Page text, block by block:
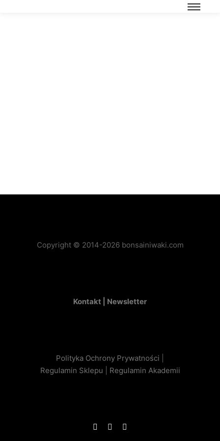
Copyright © 2014-2026 bonsainiwaki.com
Kontakt | Newsletter
Polityka Ochrony Prywatności
Regulamin Sklepu
Regulamin Akademii